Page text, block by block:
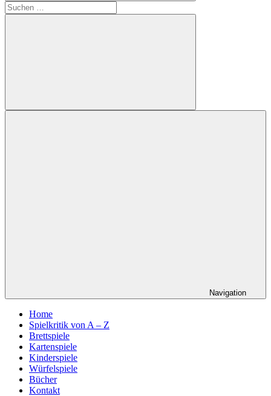
Suchen
nach:
Suchen
Navigation
Home
Spielkritik von A – Z
Brettspiele
Kartenspiele
Kinderspiele
Würfelspiele
Bücher
Kontakt